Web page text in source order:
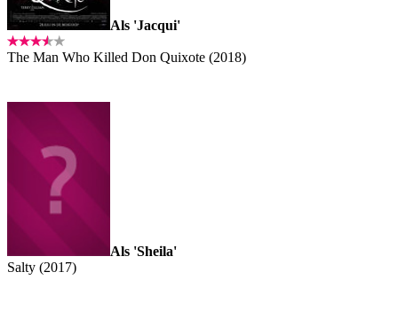
Als 'Jacqui'
The Man Who Killed Don Quixote (2018)
Als 'Sheila'
Salty (2017)